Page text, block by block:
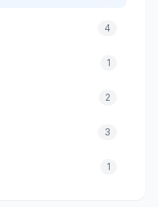
4
1
2
3
1